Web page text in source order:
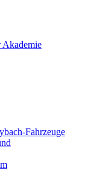
Akademie
Fahrzeuge